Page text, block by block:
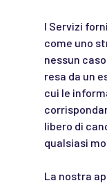
I Servizi
come uno
nessun
resa da un
cui le
libero di
qualsiasi
La nostra